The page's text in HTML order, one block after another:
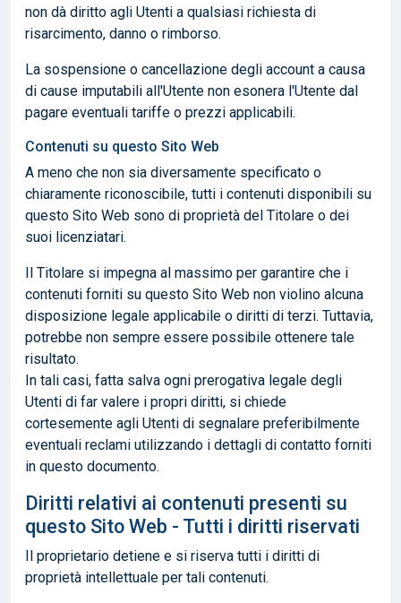
non dà diritto agli Utenti a qualsiasi richiesta di
risarcimento, danno o rimborso.
La sospensione o cancellazione degli account a causa
di cause imputabili all'Utente non esonera l'Utente dal
pagare eventuali tariffe o prezzi applicabili.
Contenuti su questo Sito Web
A meno che non sia diversamente specificato o
chiaramente riconoscibile, tutti i contenuti disponibili su
questo Sito Web sono di proprietà del Titolare o dei
suoi licenziatari.
Il Titolare si impegna al massimo per garantire che i
contenuti forniti su questo Sito Web non violino alcuna
disposizione legale applicabile o diritti di terzi. Tuttavia,
potrebbe non sempre essere possibile ottenere tale
risultato.
In tali casi, fatta salva ogni prerogativa legale degli
Utenti di far valere i propri diritti, si chiede
cortesemente agli Utenti di segnalare preferibilmente
eventuali reclami utilizzando i dettagli di contatto forniti
in questo documento.
Diritti relativi ai contenuti presenti su
questo Sito Web - Tutti i diritti riservati
Il proprietario detiene e si riserva tutti i diritti di
proprietà intellettuale per tali contenuti.